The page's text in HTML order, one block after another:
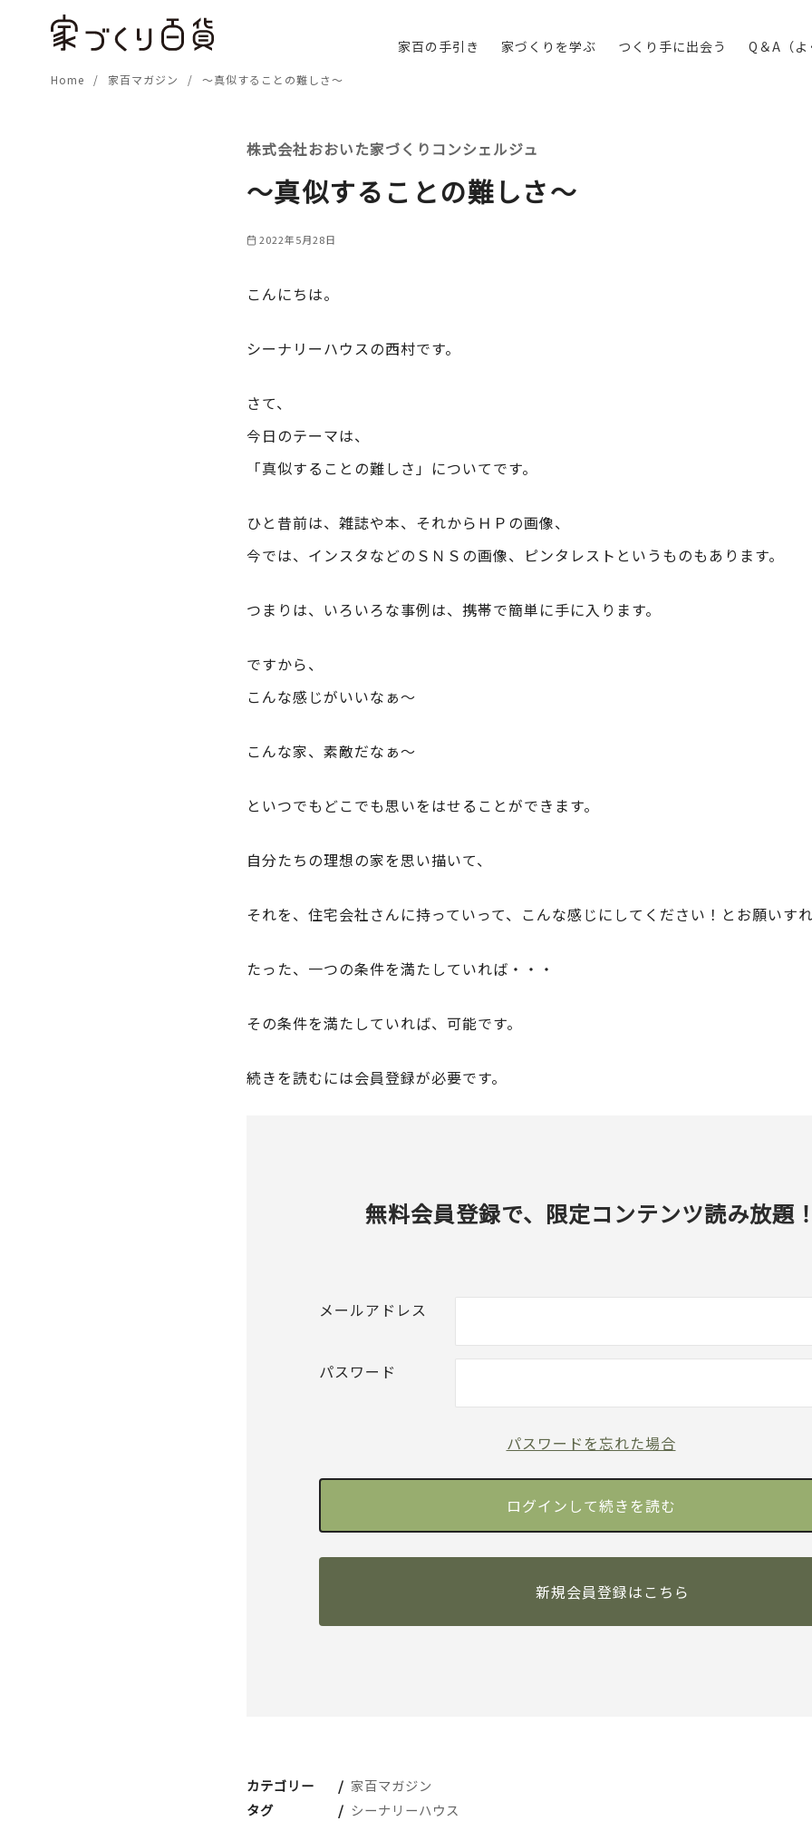
家百の手引き 家づくりを学ぶ つくり手に出会う Q＆A（よ
Home 家百マガジン ～真似することの難しさ～
株式会社おおいた家づくりコンシェルジュ
～真似することの難しさ～
2022年5月28日
こんにちは。
シーナリーハウスの西村です。
さて、
今日のテーマは、
「真似することの難しさ」についてです。
ひと昔前は、雑誌や本、それからＨＰの画像、
今では、インスタなどのＳＮＳの画像、ピンタレストというものもあります。
つまりは、いろいろな事例は、携帯で簡単に手に入ります。
ですから、
こんな感じがいいなぁ～
こんな家、素敵だなぁ～
といつでもどこでも思いをはせることができます。
自分たちの理想の家を思い描いて、
それを、住宅会社さんに持っていって、こんな感じにしてください！とお願いすれ
たった、一つの条件を満たしていれば・・・
その条件を満たしていれば、可能です。
続きを読むには会員登録が必要です。
無料会員登録で、限定コンテンツ読み放題！
メールアドレス
パスワード
パスワードを忘れた場合
新規会員登録はこちら
カテゴリー
家百マガジン
タグ
シーナリーハウス